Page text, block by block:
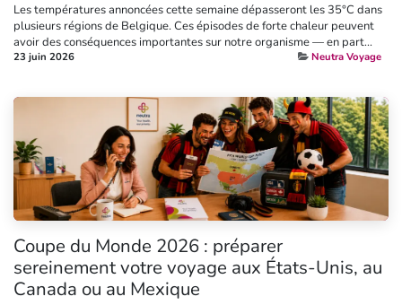
Les températures annoncées cette semaine dépasseront les 35°C dans
plusieurs régions de Belgique. Ces épisodes de forte chaleur peuvent
avoir des conséquences importantes sur notre organisme — en part...
23 juin 2026 Neutra Voyage
Coupe du Monde 2026 : préparer
sereinement votre voyage aux États-Unis, au
Canada ou au Mexique